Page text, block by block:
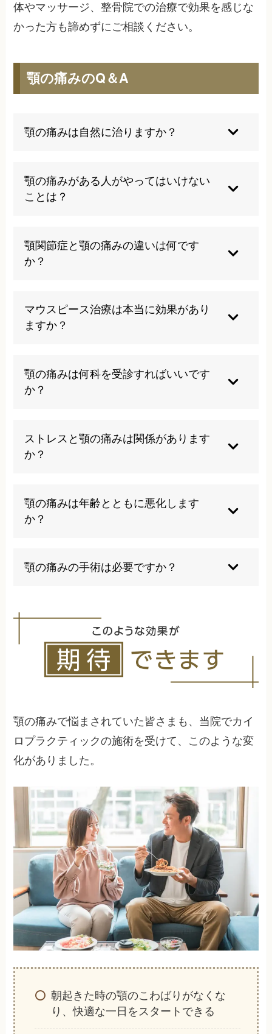
体やマッサージ、整骨院での治療で効果を感じな
かった方も諦めずにご相談ください。
顎の痛みのQ＆A
顎の痛みは自然に治りますか？
が、多くは適切な治療が必要です。放置すると慢
性化し、治療期間が長期化する可能性が高いた
顎の痛みがある人がやってはいけない
ことは？
歯ぎしりや食いしばり、うつぶせ寝、頬杖をつく
などの行為は症状を悪化させる可能性があるため
避けるべきです。
顎関節症と顎の痛みの違いは何です
か？
や周辺筋肉のトラブルによる症状の総称です。顎
関節症には痛み以外にも開口障害や関節音などの
症状が含まれます。
マウスピース治療は本当に効果があり
ますか？
でのマウスピース使用は効果が疑問視されてお
り、むしろ症状を悪化させる可能性があることが
顎の痛みは何科を受診すればいいです
か？
し、根本的な原因が姿勢や筋肉バランスにある場
合は、カイロプラクティックなどの代替医療も選
ストレスと顎の痛みは関係があります
か？
歯を食いしばったり、筋肉が緊張したりすること
で顎関節に負担がかかり、痛みを引き起こす主要
な原因の一つです。
顎の痛みは年齢とともに悪化します
か？
筋力低下や関節の変形が進行し、症状が悪化する
可能性があります。早期の適切な対応により予
顎の痛みの手術は必要ですか？
治療や代替医療により改善が期待できます。手術
は最後の選択肢として、他の治療法で効果が得ら
れない重篤な場合にのみ検討されます。
顎の痛みで悩まされていた皆さまも、当院でカイ
ロプラクティックの施術を受けて、このような変
化がありました。
朝起きた時の顎のこわばりがなくな
り、快適な一日をスタートできる